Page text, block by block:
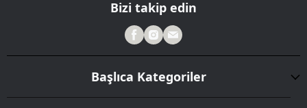
Bizi takip edin
Başlıca Kategoriler